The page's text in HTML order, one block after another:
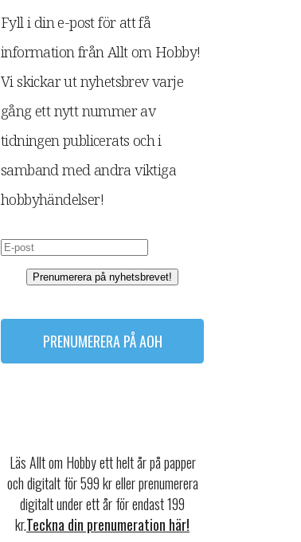
Fyll i din e-post för att få
information från Allt om Hobby!
Vi skickar ut nyhetsbrev varje
gång ett nytt nummer av
tidningen publicerats och i
samband med andra viktiga
hobbyhändelser!
Prenumerera på nyhetsbrevet!
PRENUMERERA PÅ AOH
Läs Allt om Hobby ett helt år på papper
och digitalt för 599 kr eller prenumerera
digitalt under ett år för endast 199
kr.Teckna din prenumeration här!